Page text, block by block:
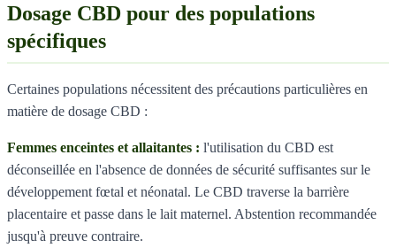
Dosage CBD pour des populations
spécifiques
Certaines populations nécessitent des précautions particulières en
matière de dosage CBD :
Femmes enceintes et allaitantes : l'utilisation du CBD est
déconseillée en l'absence de données de sécurité suffisantes sur le
développement fœtal et néonatal. Le CBD traverse la barrière
placentaire et passe dans le lait maternel. Abstention recommandée
jusqu'à preuve contraire.